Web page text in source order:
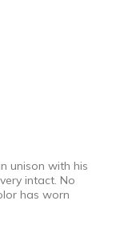
unison with his
intact. No
has worn